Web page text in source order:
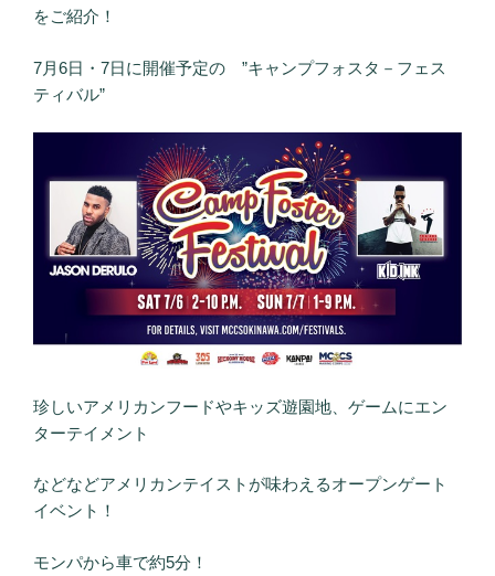
をご紹介！
7月6日・7日に開催予定の ”キャンプフォスタ－フェス
ティバル”
珍しいアメリカンフードやキッズ遊園地、ゲームにエン
ターテイメント
などなどアメリカンテイストが味わえるオープンゲート
イベント！
モンパから車で約5分！